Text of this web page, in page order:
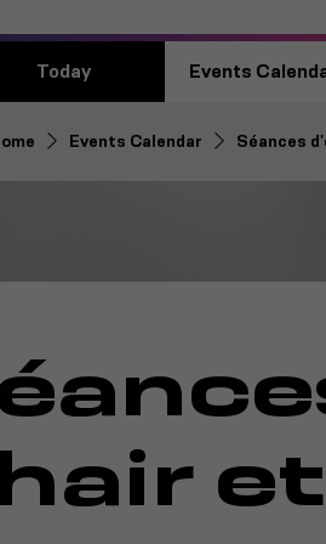
Today Events
Events Calendar Séances
et